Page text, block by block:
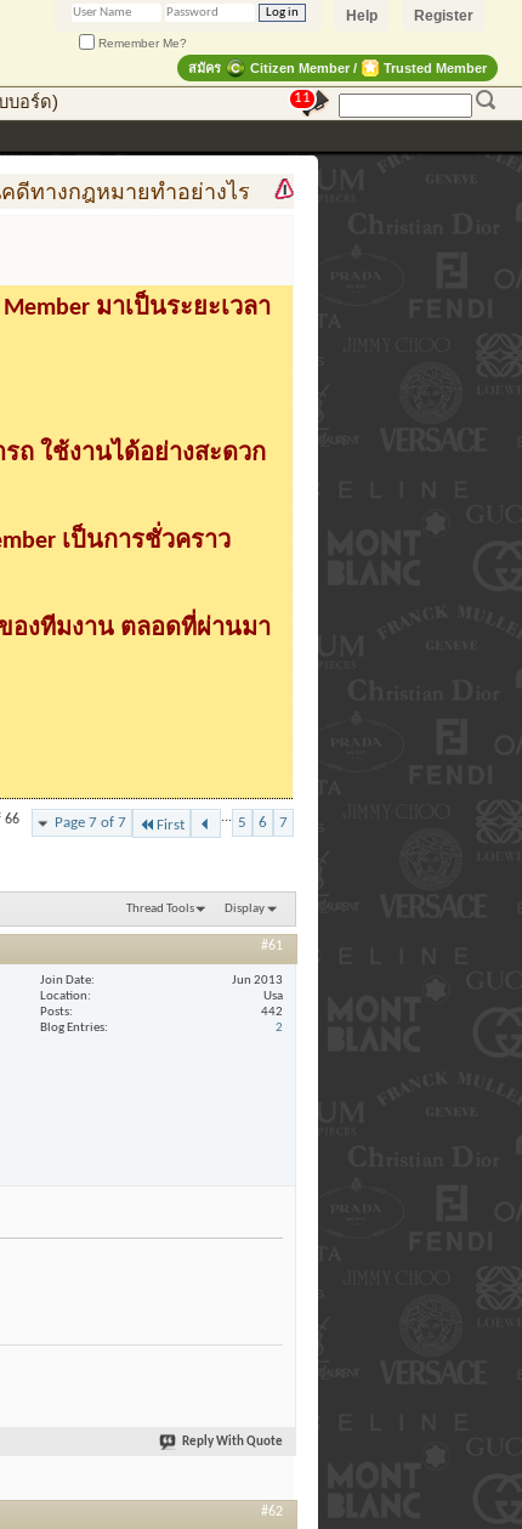
Register
Help
Remember Me?
สมัคร Citizen Member / Trusted Member
บอร์ด) 11
ฎหมายทำอย่างไร การสร้าง สินค้าแฟชั่น สู่สินค้า
มาเป็นระยะเวลา
รถ ใช้งานได้อย่างสะดวก
เป็นการชั่วคราว
องทีมงาน ตลอดที่ผ่านมา
Page 7 of 7 First ... 5 6 7
66
Thread Tools Display
#61
Join Date
Jun 2013
Location
Usa
Posts
442
Blog Entries
2
Reply With Quote
#62